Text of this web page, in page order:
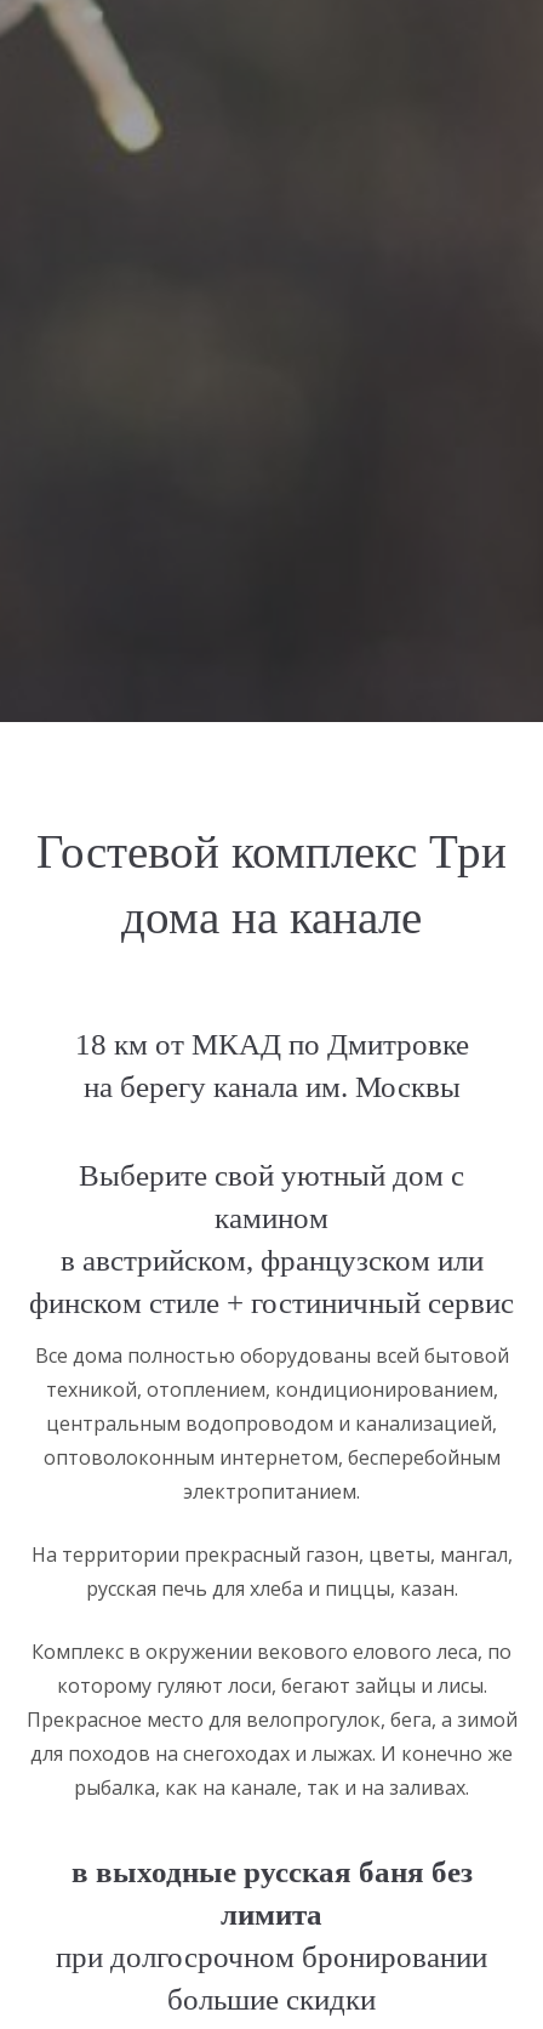
Гостевой комплекс Три
дома на канале
18 км от МКАД по Дмитровке
на берегу канала им. Москвы
Выберите свой уютный дом с
камином
в австрийском, французском или
финском стиле + гостиничный сервис
Все дома полностью оборудованы всей бытовой
техникой, отоплением, кондиционированием,
центральным водопроводом и канализацией,
оптоволоконным интернетом, бесперебойным
электропитанием.
На территории прекрасный газон, цветы, мангал,
русская печь для хлеба и пиццы, казан.
Комплекс в окружении векового елового леса, по
которому гуляют лоси, бегают зайцы и лисы.
Прекрасное место для велопрогулок, бега, а зимой
для походов на снегоходах и лыжах. И конечно же
рыбалка, как на канале, так и на заливах.
в выходные русская баня без
лимита
при долгосрочном бронировании
большие скидки